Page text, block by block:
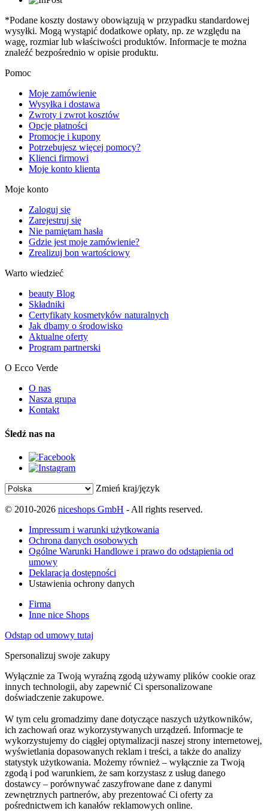
*Podane koszty dostawy obowiązują w przypadku standardowej
wysyłki. Mogą wystąpić dodatkowe opłaty, np. ze względu na
wagę, rozmiar lub właściwości produktów. Informacje te można
znaleźć bezpośrednio w opisie produktu.
Pomoc
Moje zamówienie
Wysyłka i dostawa
Zwroty i zwrot kosztów
Opcje płatności
Promocje i kupony
Potrzebujesz więcej pomocy?
Klienci firmowi
Moje konto klienta
Moje konto
Zaloguj się
Zarejestruj się
Nie pamiętam hasła
Gdzie jest moje zamówienie?
Zrealizuj bon wartościowy
Warto wiedzieć
beauty Blog
Składniki
Certyfikaty kosmetyków naturalnych
Jak dbamy o środowisko
Aktualne oferty
Program partnerski
O Ecco Verde
O nas
Nasza grupa
Kontakt
Śledź nas na
Zmień kraj/język
© 2010-2026 niceshops GmbH - All rights reserved.
Impressum i warunki użytkowania
Ochrona danych osobowych
Ogólne Warunki Handlowe i prawo do odstąpienia od
umowy
Deklaracja dostępności
Ustawienia ochrony danych
Firma
Inne nice Shops
Odstąp od umowy tutaj
Spersonalizuj swoje zakupy
Wyłącznie za Twoją wyraźną zgodą używamy plików cookie oraz
innych technologii, aby zapewnić Ci spersonalizowane
doświadczenie zakupowe.
W tym celu gromadzimy dane dotyczące naszych użytkowników,
ich zachowań oraz wykorzystywanych urządzeń. Informacje te
wykorzystujemy do ciągłej optymalizacji naszej strony internetowej,
wyświetlania dopasowanych reklam i treści, a także do analizy
statystyk użytkowania. Możemy również – wyłącznie za Twoją
zgodą i pod warunkiem, że sam korzystasz z usług danego
dostawcy – porównywać zaszyfrowane dane z danymi
zewnętrznych partnerów, aby prezentować Ci oferty za
pośrednictwem ich kanałów reklamowych online.